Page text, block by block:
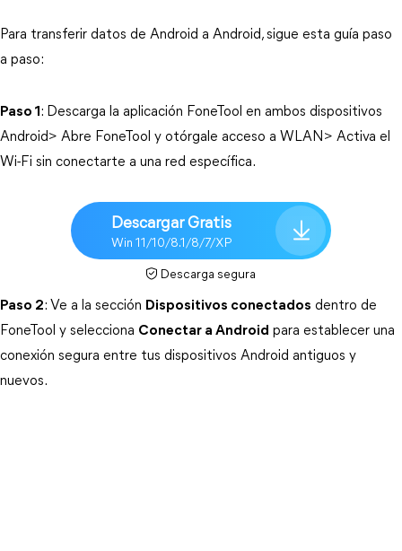
Para transferir datos de Android a Android, sigue esta guía paso
a paso:
Paso 1 : Descarga la aplicación FoneTool en ambos dispositivos
Android> Abre FoneTool y otórgale acceso a WLAN> Activa el
Wi-Fi sin conectarte a una red específica.
Descargar Gratis
Win 11/10/8.1/8/7/XP
Descarga segura
Paso 2: Ve a la sección Dispositivos conectados dentro de
FoneTool y selecciona Conectar a Android para establecer una
conexión segura entre tus dispositivos Android antiguos y
nuevos.